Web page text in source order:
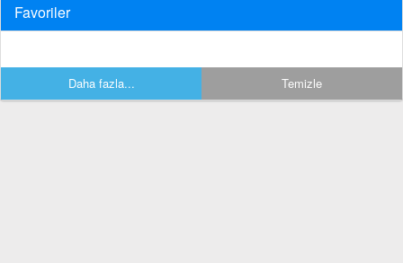
Favoriler
Daha fazla... Temizle